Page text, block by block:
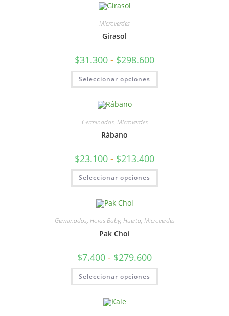
Microverdes
Girasol
$31.300 - $298.600
Seleccionar opciones
Germinados, Microverdes
Rábano
$23.100 - $213.400
Seleccionar opciones
Germinados, Hojas Baby, Huerta, Microverdes
Pak Choi
$7.400 - $279.600
Seleccionar opciones